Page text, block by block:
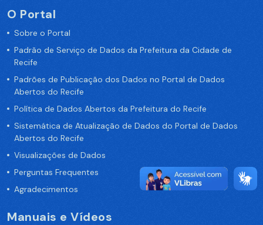
O Portal
Sobre o Portal
Padrão de Serviço de Dados da Prefeitura da Cidade de
Recife
Padrões de Publicação dos Dados no Portal de Dados
Abertos do Recife
Política de Dados Abertos da Prefeitura do Recife
Sistemática de Atualização de Dados do Portal de Dados
Abertos do Recife
Visualizações de Dados
Perguntas Frequentes
Agradecimentos
Manuais e Vídeos